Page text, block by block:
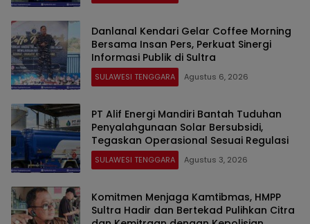
Danlanal Kendari Gelar Coffee Morning
Bersama Insan Pers, Perkuat Sinergi
Informasi Publik di Sultra
SULAWESI TENGGARA Agustus 6, 2026
PT Alif Energi Mandiri Bantah Tuduhan
Penyalahgunaan Solar Bersubsidi,
Tegaskan Operasional Sesuai Regulasi
SULAWESI TENGGARA Agustus 3, 2026
Komitmen Menjaga Kamtibmas, HMPP
Sultra Hadir dan Bertekad Pulihkan Citra